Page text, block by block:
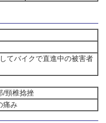
てバイクで直進中の被害者
/頸椎捻挫
痛み